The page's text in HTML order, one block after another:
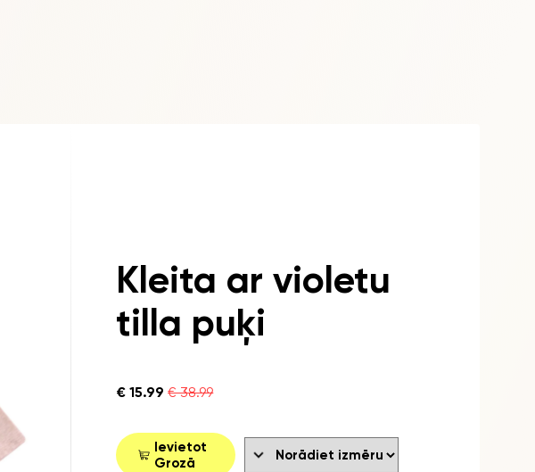
Kleita ar violetu
tilla puķi
€ 15.99 € 38.99
Ievietot
Grozā